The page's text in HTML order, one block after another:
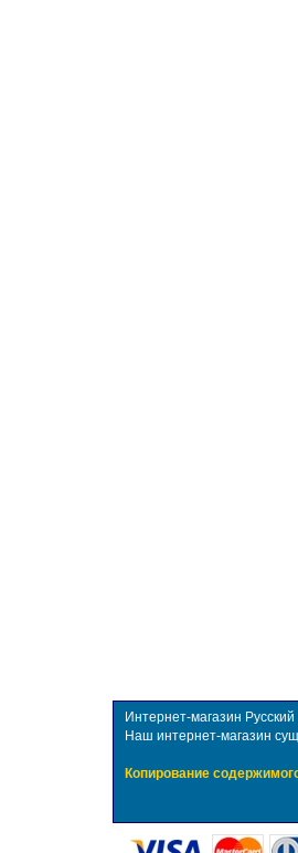
Интернет-магазин
Наш интернет-магазин
Копирование